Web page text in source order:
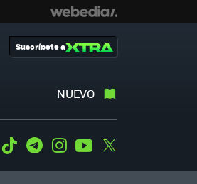
NUEVO
Suscríbete a
WhatsApp
Tiktok TelegramInstagramYoutube